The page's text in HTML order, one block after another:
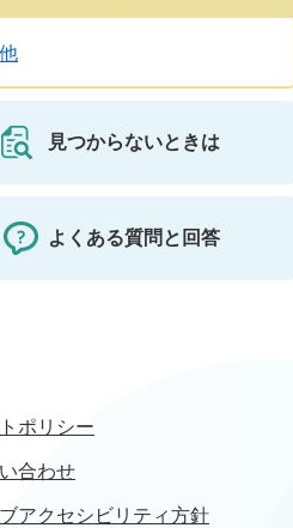
見つからないときは
よくある質問と回答
ポリシー
合わせ
アクセシビリティ方針